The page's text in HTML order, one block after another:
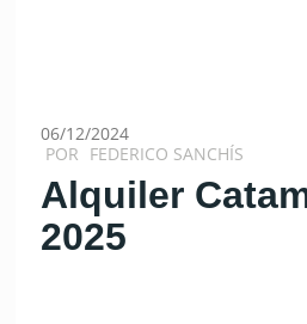
06/12/2024
POR FEDERICO SANCHÍS
Alquiler
2025